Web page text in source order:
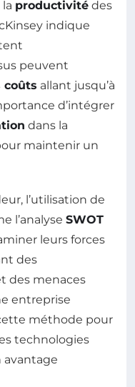
productivité des
indique
peuvent
coûts allant jusqu’à
d’intégrer
dans la
maintenir un
l’utilisation de
l’analyse SWOT
leurs forces
des
des menaces
entreprise
méthode pour
technologies
avantage